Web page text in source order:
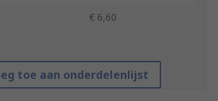
€ 6,60
toe aan onderdelenlijst